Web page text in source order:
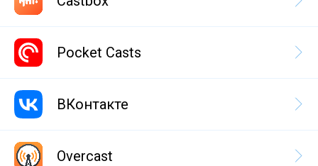
Pocket Casts
ВКонтакте
Overcast